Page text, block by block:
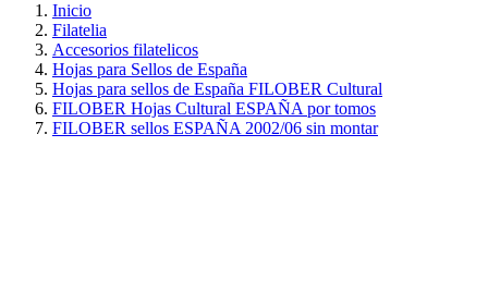
Inicio
Filatelia
Accesorios filatelicos
Hojas para Sellos de España
Hojas para sellos de España FILOBER Cultural
FILOBER Hojas Cultural ESPAÑA por tomos
FILOBER sellos ESPAÑA 2002/06 sin montar